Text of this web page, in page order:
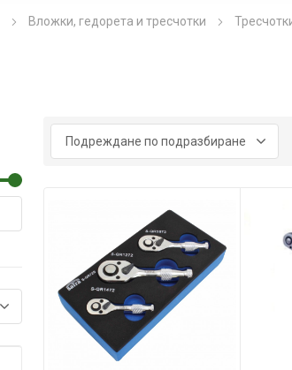
Вложки, гедорета и тресчотки